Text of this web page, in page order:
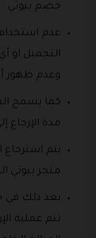
خصم بيوتي
عدم
التجميل او
وعدم ظهور
كما يسمح
مدة الإرجاع إلى 30 يوم من تاريخ استلام
يتم استرجاع
متجر بيوتي
بعد ذلك في
تتم عملية